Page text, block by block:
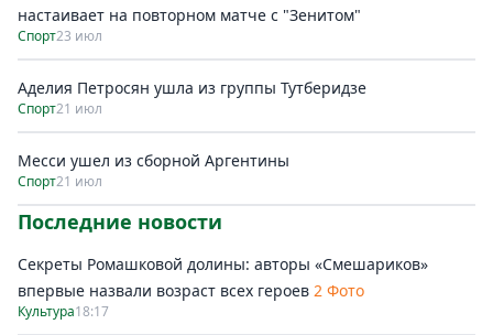
настаивает на повторном матче с "Зенитом"
Спорт23 июл
Аделия Петросян ушла из группы Тутберидзе
Спорт21 июл
Месси ушел из сборной Аргентины
Спорт21 июл
Последние новости
Секреты Ромашковой долины: авторы «Смешариков»
впервые назвали возраст всех героев 2 Фото
Культура18:17